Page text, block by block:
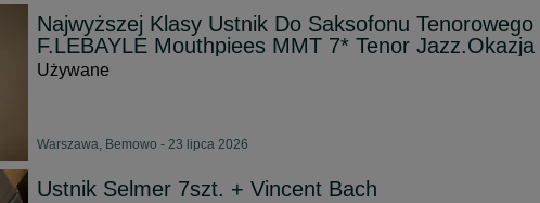
Najwyższej Klasy Ustnik Do Saksofonu Tenorowego
F.LEBAYLE Mouthpiees MMT 7* Tenor Jazz.Okazja
Używane
Warszawa, Bemowo - 23 lipca 2026
Ustnik Selmer 7szt. + Vincent Bach